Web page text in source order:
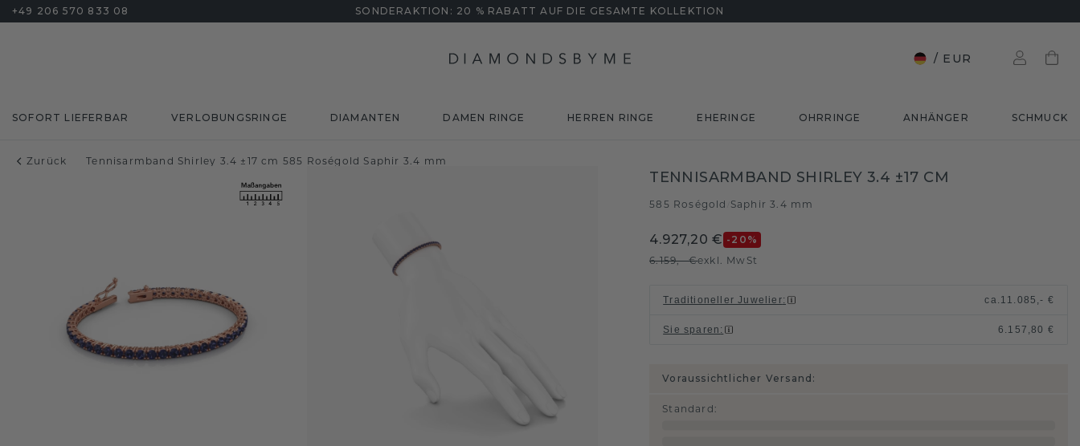
+49 206 570 833 08 SONDERAKTION: 20 % RABATT AUF DIE GESAMTE KOLLEKTION
/ EUR
SOFORT LIEFERBAR VERLOBUNGSRINGE DIAMANTEN DAMEN RINGE HERREN RINGE EHERINGE OHRRINGE ANHÄNGER SCHMUCK
Zurück Tennisarmband Shirley 3.4 ±17 cm 585 Roségold Saphir 3.4 mm
TENNISARMBAND SHIRLEY 3.4 ±17 CM
585 Roségold Saphir 3.4 mm
4.927,20 € -20 %
6.159,- €exkl. MwSt
Traditioneller Juwelier: ca. 11.085,- €
Sie sparen : 6.157,80 €
Voraussichtlicher Versand:
Standard :